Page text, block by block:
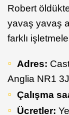
Robert
yavaş yavaş
farklı
Adres:
Anglia NR1
Çalışma
Ücretler: